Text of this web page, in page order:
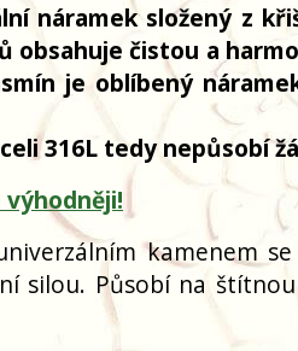
náramek složený z
obsahuje čistou a
je oblíbený
316L tedy nepůsobí
kamenem
silou. Působí na